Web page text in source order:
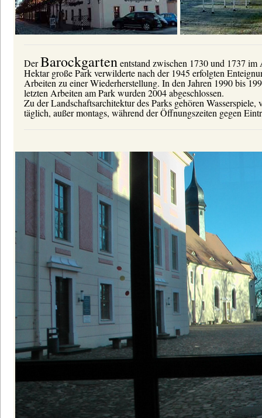
DerBarockgartenentstand zwischen 1730 und 1737
Hektar große Park verwilderte nach der 1945 erfolgten
Arbeiten zu einer Wiederherstellung. In den Jahren 1990 bis
letzten Arbeiten am Park wurden 2004 abgeschlossen.
Zu der Landschaftsarchitektur des Parks gehören
täglich, außer montags, während der Öffnungszeiten gegen